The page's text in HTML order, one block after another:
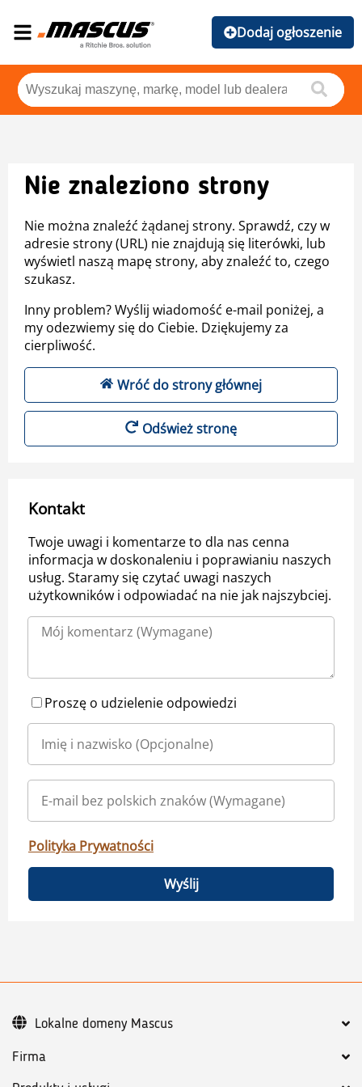
Dodaj ogłoszenie
Nie znaleziono strony
Nie można znaleźć żądanej strony. Sprawdź, czy w
adresie strony (URL) nie znajdują się literówki, lub
wyświetl naszą mapę strony, aby znaleźć to, czego
szukasz.
Inny problem? Wyślij wiadomość e-mail poniżej, a
my odezwiemy się do Ciebie. Dziękujemy za
cierpliwość.
Wróć do strony głównej
Odśwież stronę
Kontakt
Twoje uwagi i komentarze to dla nas cenna
informacja w doskonaleniu i poprawianiu naszych
usług. Staramy się czytać uwagi naszych
użytkowników i odpowiadać na nie jak najszybciej.
Proszę o udzielenie odpowiedzi
Polityka Prywatności
Wyślij
Firma
Lokalne domeny Mascus